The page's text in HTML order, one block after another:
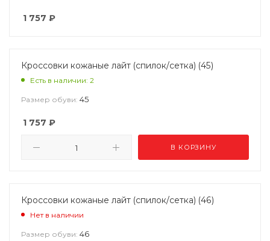
1 757 ₽
Кроссовки кожаные лайт (спилок/сетка) (45)
Есть в наличии: 2
Размер обуви: 45
1 757 ₽
В КОРЗИНУ
Кроссовки кожаные лайт (спилок/сетка) (46)
Нет в наличии
Размер обуви: 46